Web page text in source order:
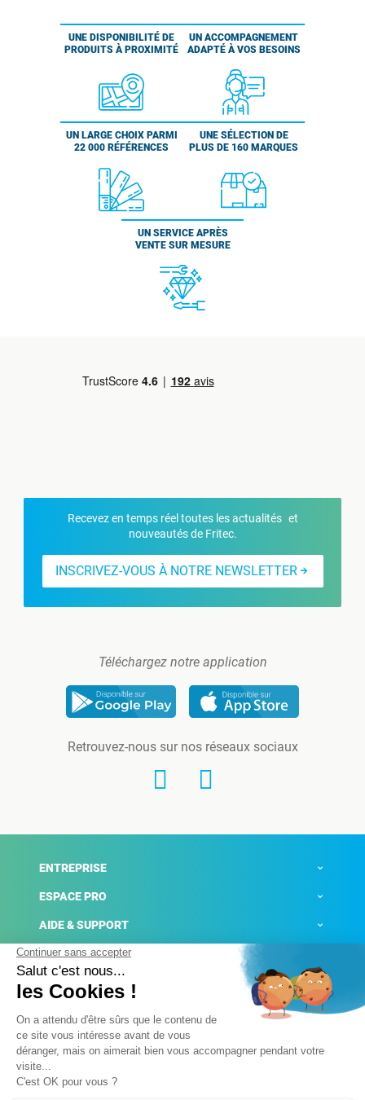
UNE DISPONIBILITÉ DE
PRODUITS À PROXIMITÉ
UN ACCOMPAGNEMENT
ADAPTÉ À VOS BESOINS
UN LARGE CHOIX PARMI
22 000 RÉFÉRENCES
UNE SÉLECTION DE
PLUS DE 160 MARQUES
UN SERVICE APRÈS
VENTE SUR MESURE
Recevez en temps réel toutes les actualités et
nouveautés de Fritec.
INSCRIVEZ-VOUS À NOTRE NEWSLETTER
Téléchargez notre application
Retrouvez-nous sur nos réseaux sociaux
ENTREPRISE
ESPACE PRO
AIDE & SUPPORT
ACTUALITÉS
Mentions légales